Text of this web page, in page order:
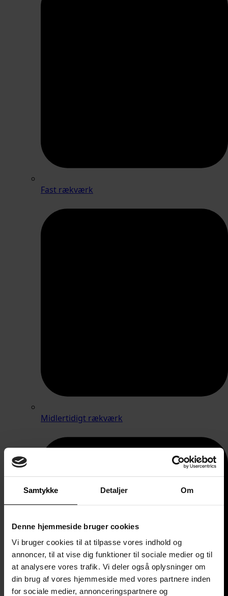
Samtykke Detaljer Om
Denne hjemmeside bruger cookies
Vi bruger cookies til at tilpasse vores indhold og
annoncer, til at vise dig funktioner til sociale medier og til
at analysere vores trafik. Vi deler også oplysninger om
din brug af vores hjemmeside med vores partnere inden
for sociale medier, annonceringspartnere og
Fast rækværk
Midlertidigt rækværk